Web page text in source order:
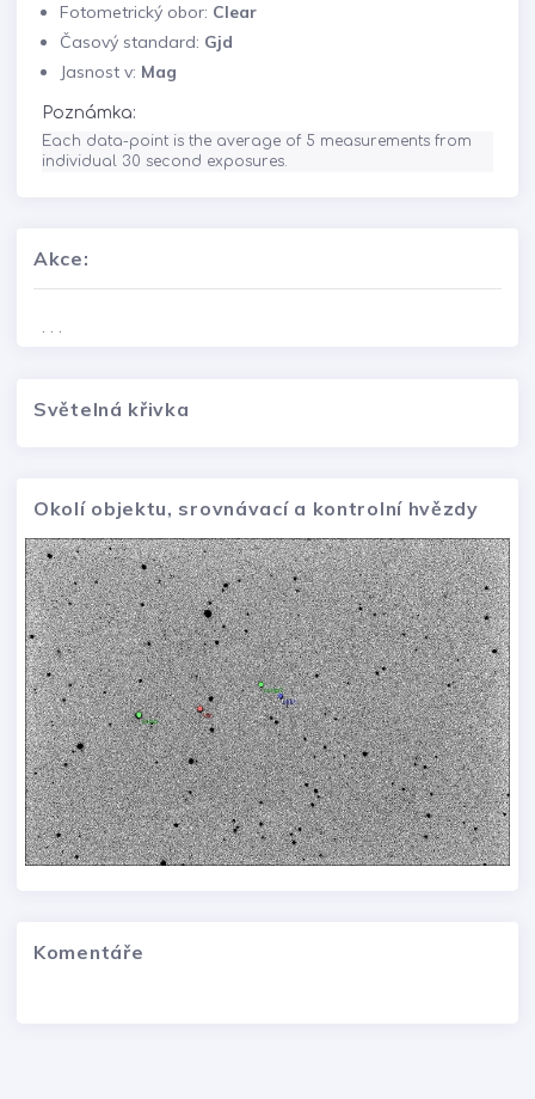
Fotometrický obor: Clear
Časový standard: Gjd
Jasnost v: Mag
Poznámka:
Each data-point is the average of 5 measurements from
individual 30 second exposures.
Akce:
. . .
Světelná křivka
Okolí objektu, srovnávací a kontrolní hvězdy
Komentáře